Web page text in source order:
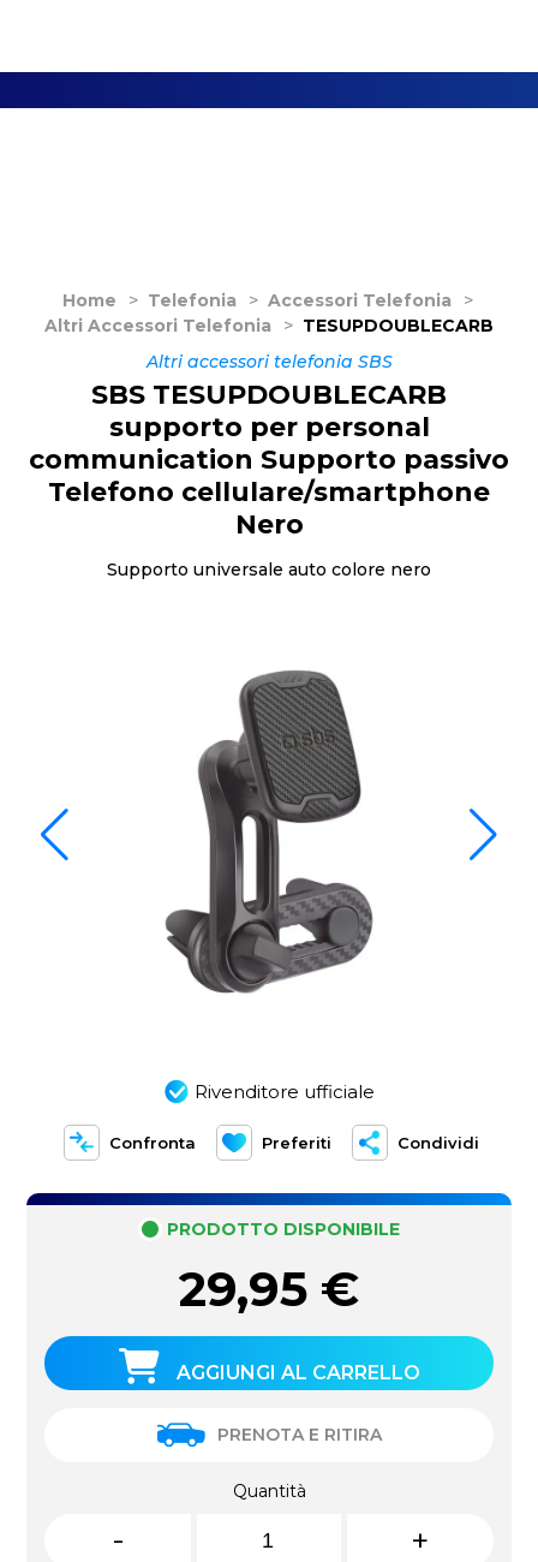
Home > Telefonia > Accessori Telefonia
>
Altri Accessori Telefonia
> TESUPDOUBLECARB
Altri accessori telefonia SBS
Rivenditore ufficiale
Confronta Preferiti Condividi
SBS TESUPDOUBLECARB
supporto per personal
communication Supporto passivo
Telefono cellulare/smartphone
Nero
Supporto universale auto colore nero
PRODOTTO DISPONIBILE
29,95 €
AGGIUNGI AL CARRELLO
PRENOTA E RITIRA
Quantità
- +